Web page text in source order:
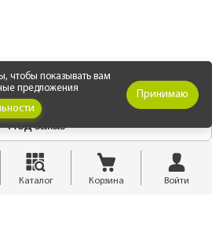
Под заказ
чтобы показывать вам
предложения
Принимаю
Каталог Корзина Войти